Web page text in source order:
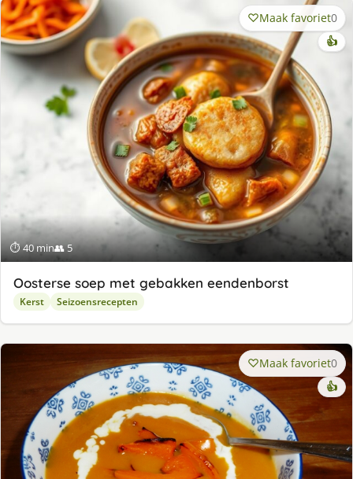
⏱ 40 min👥 5
Maak favoriet0
👍
Oosterse soep met gebakken eendenborst
Kerst Seizoensrecepten
Maak favoriet0
👍